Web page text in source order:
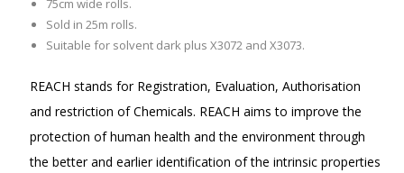
75cm wide rolls.
Sold in 25m rolls.
Suitable for solvent dark plus X3072 and X3073.
REACH stands for Registration, Evaluation, Authorisation
and restriction of Chemicals. REACH aims to improve the
protection of human health and the environment through
the better and earlier identification of the intrinsic properties